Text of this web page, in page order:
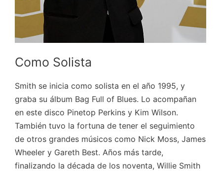
Como Solista
Smith se inicia como solista en el año 1995, y
graba su álbum Bag Full of Blues. Lo acompañan
en este disco Pinetop Perkins y Kim Wilson.
También tuvo la fortuna de tener el seguimiento
de otros grandes músicos como Nick Moss, James
Wheeler y Gareth Best. Años más tarde,
finalizando la década de los noventa, Willie Smith